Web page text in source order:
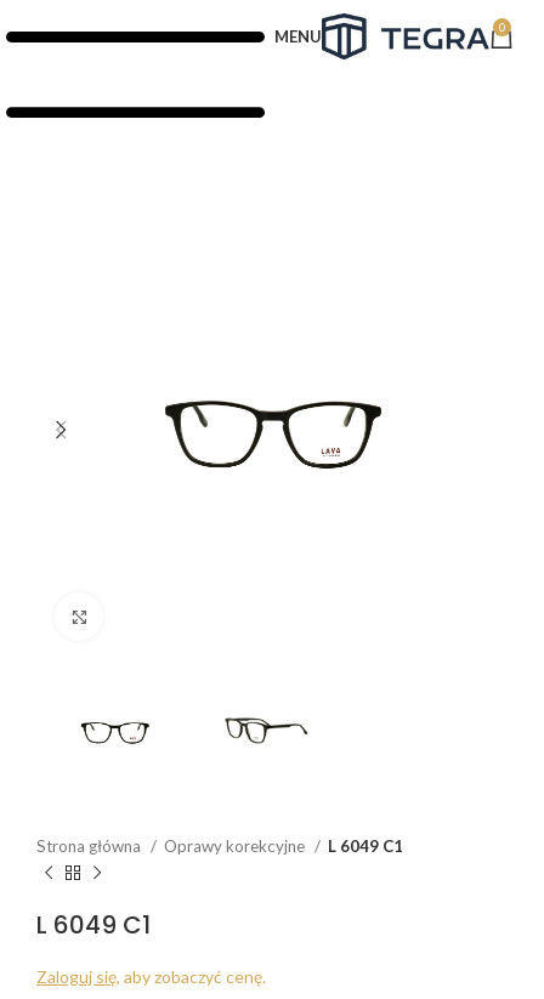
MENU 0
Strona główna Oprawy korekcyjne L 6049 C1
L 6049 C1
Zaloguj się, aby zobaczyć cenę.